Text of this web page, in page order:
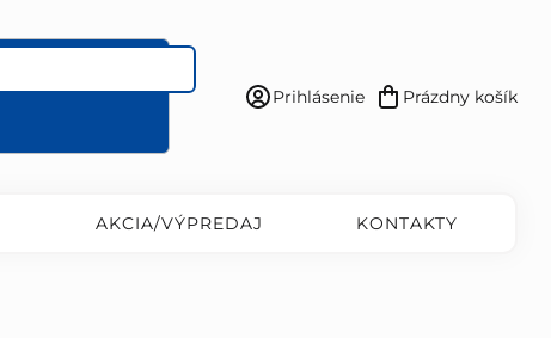
Prihlásenie
Nákupný
Prázdny košík
AKCIA/VÝPREDAJ KONTAKTY